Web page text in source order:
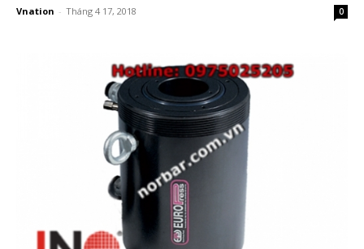
Vnation - Tháng 4 17, 2018 0